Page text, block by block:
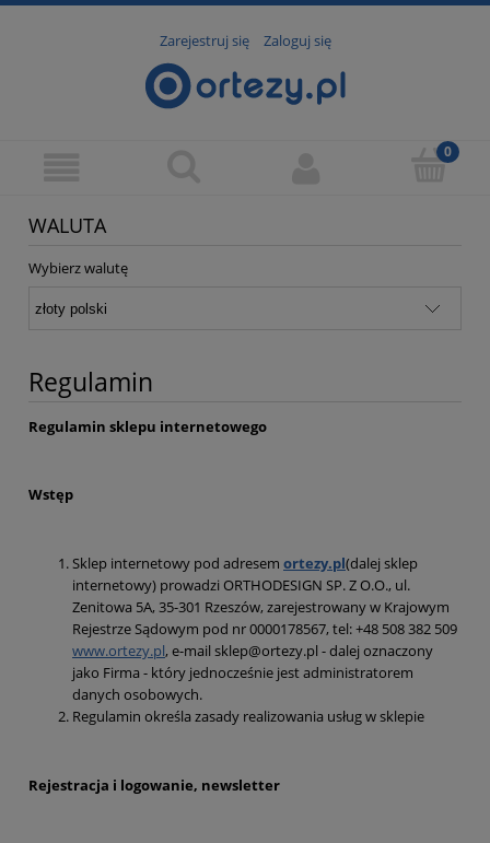
Zarejestruj się Zaloguj się
WALUTA
Wybierz walutę
Regulamin
Regulamin sklepu internetowego
Wstęp
Sklep internetowy pod adresem ortezy.pl(dalej sklep
internetowy) prowadzi ORTHODESIGN SP. Z O.O., ul.
Zenitowa 5A, 35-301 Rzeszów, zarejestrowany w Krajowym
Rejestrze Sądowym pod nr 0000178567, tel: +48 508 382 509
www.ortezy.pl, e-mail sklep@ortezy.pl - dalej oznaczony
jako Firma - który jednocześnie jest administratorem
danych osobowych.
Regulamin określa zasady realizowania usług w sklepie
Rejestracja i logowanie, newsletter